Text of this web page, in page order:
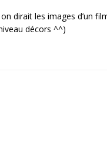
dirait les images d’un
décors ^^)